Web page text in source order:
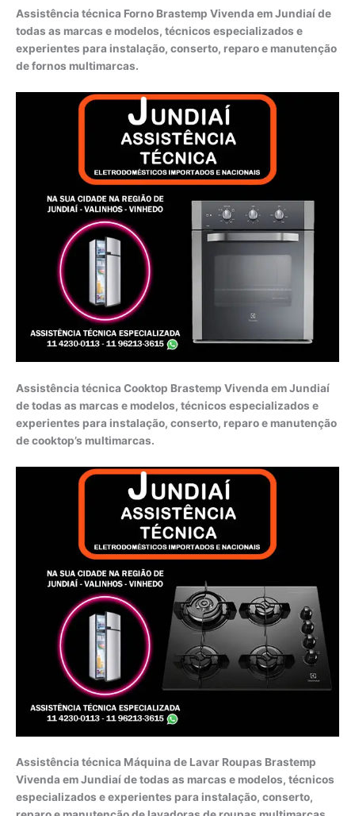
Assistência técnica Forno Brastemp Vivenda em Jundiaí de
todas as marcas e modelos, técnicos especializados e
experientes para instalação, conserto, reparo e manutenção
de fornos multimarcas.
Assistência técnica Cooktop Brastemp Vivenda em Jundiaí
de todas as marcas e modelos, técnicos especializados e
experientes para instalação, conserto, reparo e manutenção
de cooktop’s multimarcas.
Assistência técnica Máquina de Lavar Roupas Brastemp
Vivenda em Jundiaí de todas as marcas e modelos, técnicos
especializados e experientes para instalação, conserto,